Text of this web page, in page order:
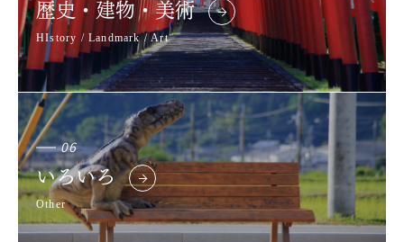
歴史・建物・美術
HIstory / Landmark / Art
06
いろいろ
Other